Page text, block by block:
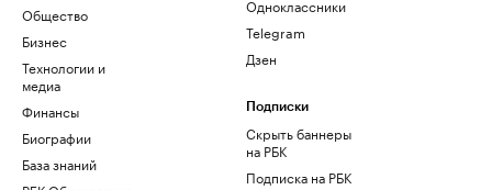
Общество
Бизнес
Технологии и
медиа
Финансы
Биографии
База знаний
Одноклассники
Telegram
Дзен
Подписки
Скрыть баннеры
на РБК
Подписка на РБК